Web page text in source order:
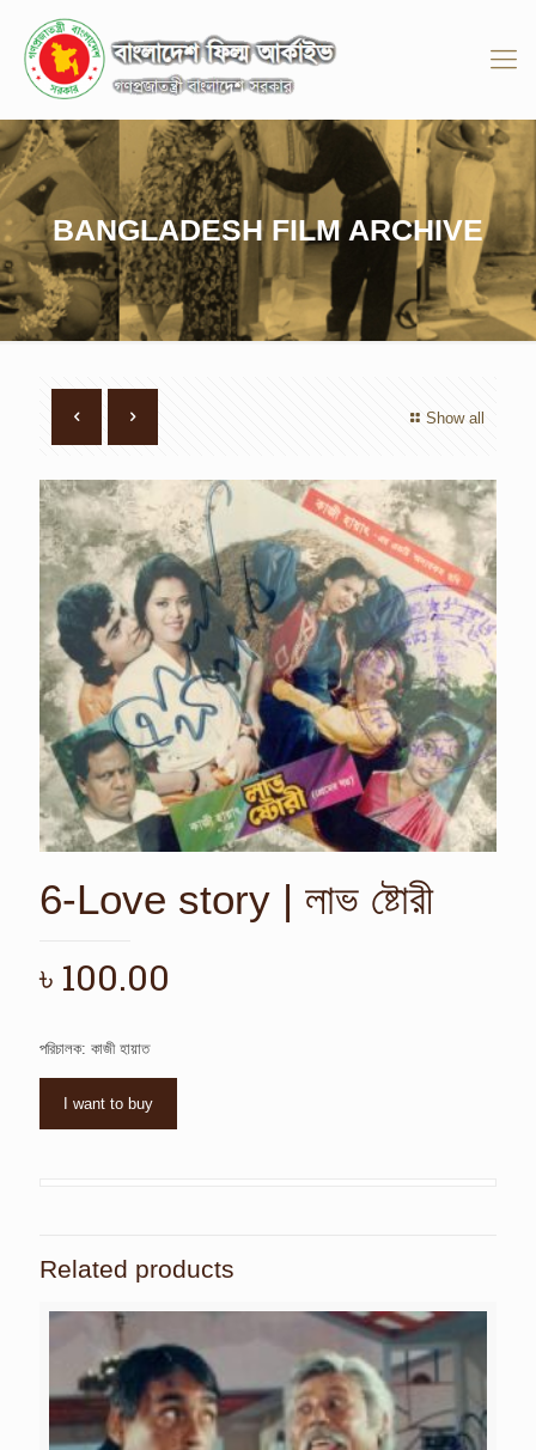
BANGLADESH FILM ARCHIVE
Show all
6-Love story | লাভ ষ্টোরী
৳ 100.00
পরিচালক: কাজী হায়াত
I want to buy
Related products